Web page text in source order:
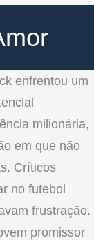
enfrentou um
milionária,
em que não
Críticos
no futebol
frustração.
promissor